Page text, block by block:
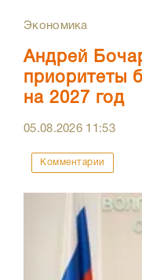
Экономика
Андрей
приоритеты
на 2027 год
05.08.2026 11:53
Комментарии